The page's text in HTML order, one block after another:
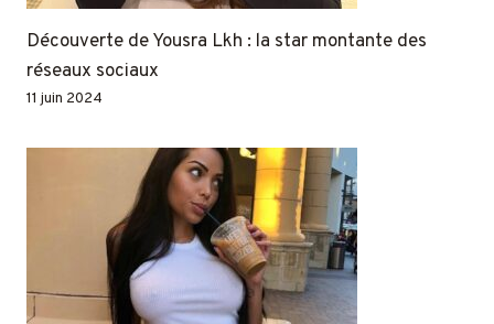
Découverte de Yousra Lkh : la star montante des
réseaux sociaux
11 juin 2024